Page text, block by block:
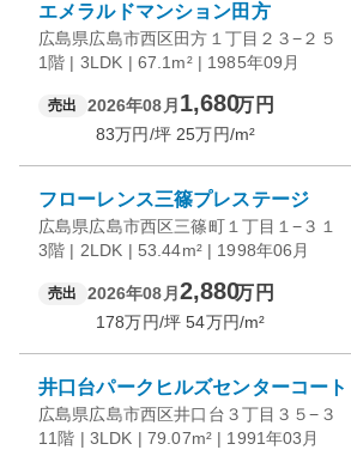
エメラルドマンション田方
広島県広島市西区田方１丁目２３−２５
1階 | 3LDK | 67.1m² | 1985年09月
売出 2026年08月 1,680万円
83万円/坪 25万円/m²
フローレンス三篠プレステージ
広島県広島市西区三篠町１丁目１−３１
3階 | 2LDK | 53.44m² | 1998年06月
売出 2026年08月 2,880万円
178万円/坪 54万円/m²
井口台パークヒルズセンターコート
広島県広島市西区井口台３丁目３５−３
11階 | 3LDK | 79.07m² | 1991年03月